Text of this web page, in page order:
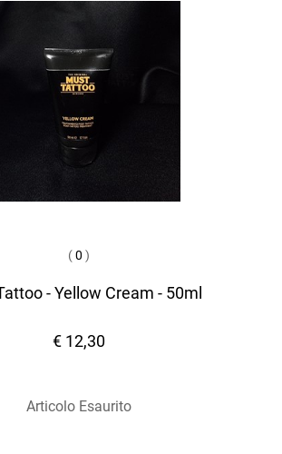
(0 )
- Yellow Cream - 50ml
€ 12,30
Articolo Esaurito